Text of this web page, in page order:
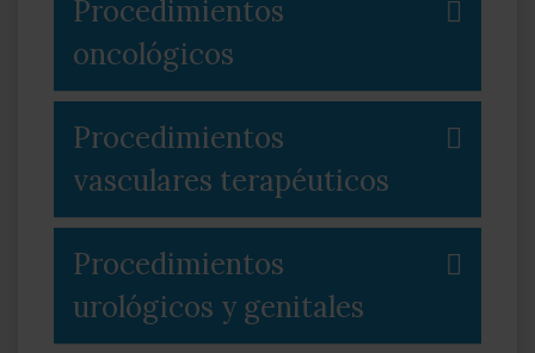
Procedimientos
oncológicos
Procedimientos
vasculares terapéuticos
Procedimientos
urológicos y genitales